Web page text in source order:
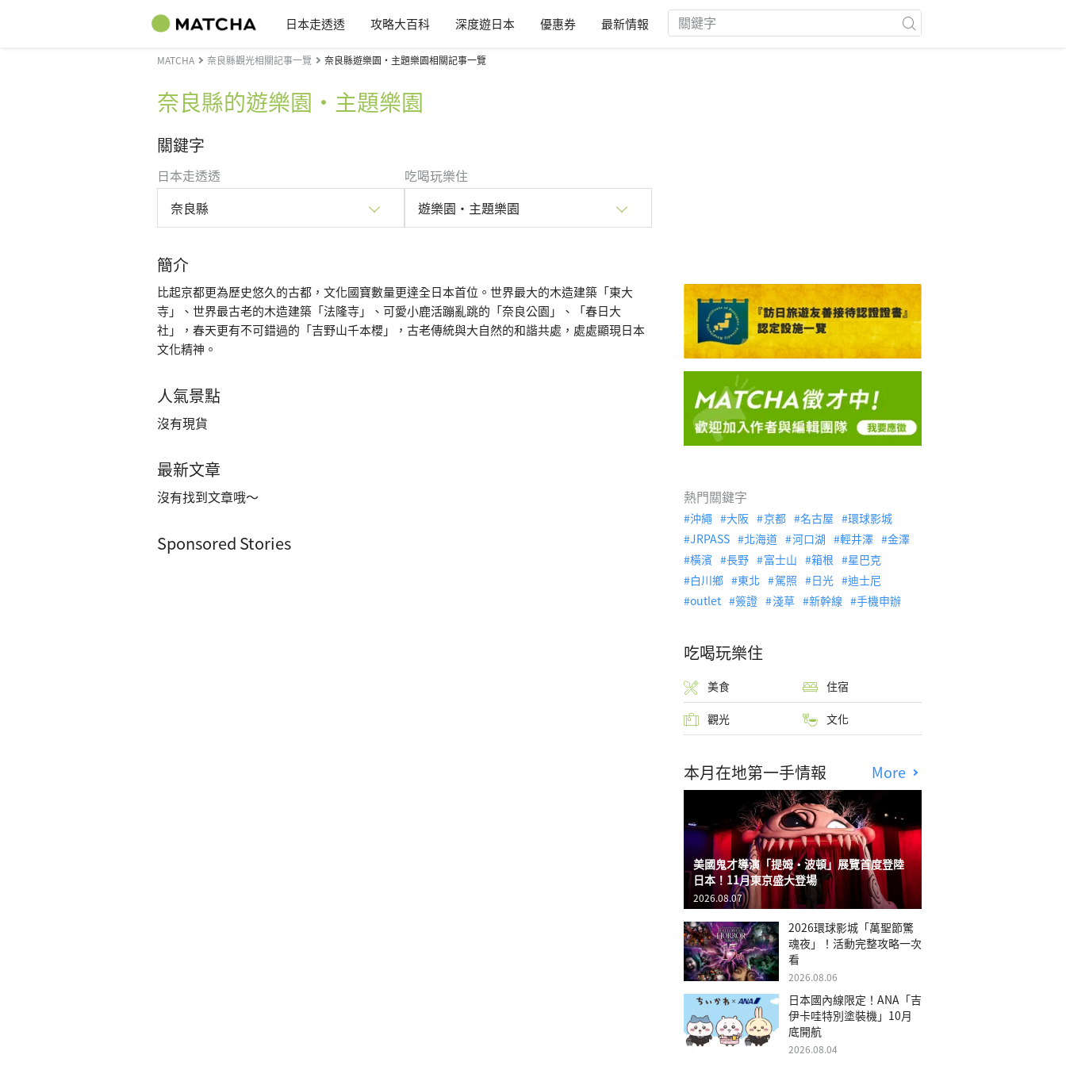
日本走透透 攻略大百科 深度遊日本 優惠券 最新情報
MATCHA 奈良縣觀光相關記事一覽 奈良縣遊樂園・主題樂園相關記事一覽
奈良縣的遊樂園・主題樂園
關鍵字
日本走透透
奈良縣
吃喝玩樂住
遊樂園・主題樂園
簡介
比起京都更為歷史悠久的古都，文化國寶數量更達全日本首位。世界最大的木造建築「東大
寺」、世界最古老的木造建築「法隆寺」、可愛小鹿活蹦亂跳的「奈良公園」、「春日大
社」，春天更有不可錯過的「吉野山千本櫻」，古老傳統與大自然的和諧共處，處處顯現日本
文化精神。
人氣景點
沒有現貨
最新文章
沒有找到文章哦～
Sponsored Stories
熱門關鍵字
沖繩 大阪 京都 名古屋
環球影城
JRPASS
北海道 河口湖 輕井澤
金澤
橫濱
長野 富士山 箱根
星巴克
白川鄉
東北 駕照 日光
迪士尼
outlet
簽證 淺草 新幹線 手機申辦
吃喝玩樂住
美食 住宿
觀光 文化
本月在地第一手情報 More
美國鬼才導演「提姆・波頓」展覽首度登陸
日本！11月東京盛大登場
2026.08.07
2026環球影城「萬聖節驚
魂夜」！活動完整攻略一次
看
2026.08.06
日本國內線限定！ANA「吉
伊卡哇特別塗裝機」10月
底開航
2026.08.04